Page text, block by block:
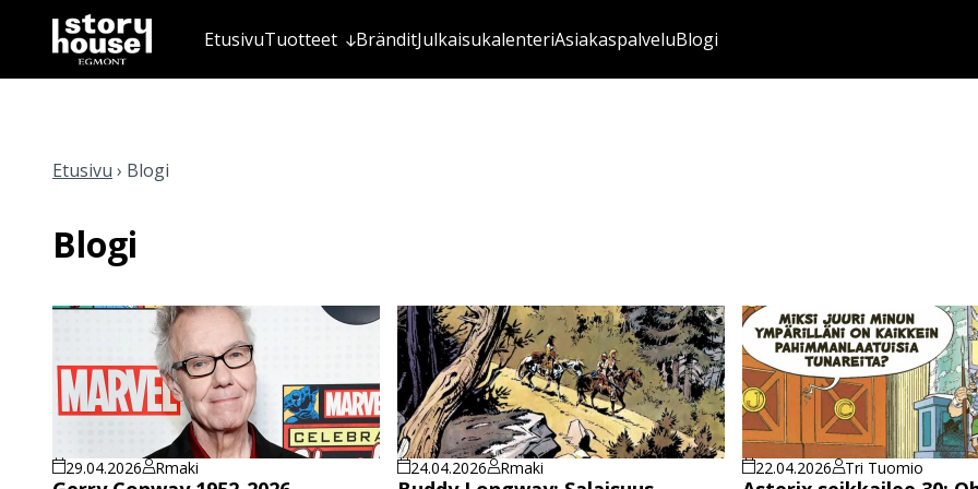
EtusivuTuotteet BränditJulkaisukalenteriAsiakaspalveluBlogi
Etusivu › Blogi
Blogi
29.04.2026 Rmaki 24.04.2026 Rmaki 22.04.2026 Tri Tuomio